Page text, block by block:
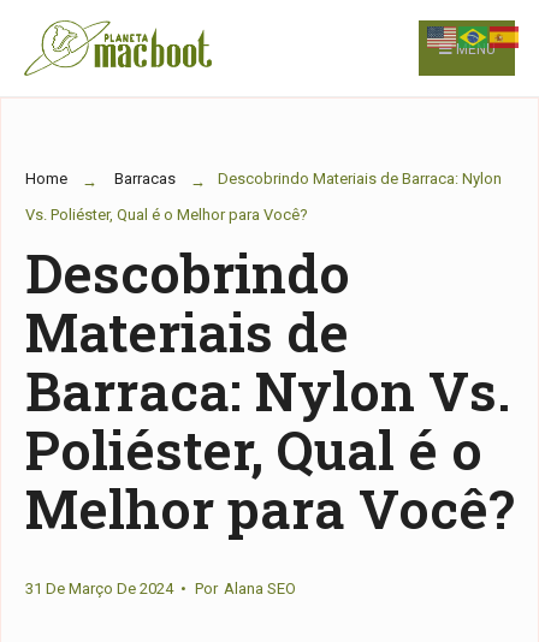
Skip
to
MENU
Home Barracas
Descobrindo Materiais de Barraca: Nylon
Vs. Poliéster, Qual é o Melhor para Você?
Descobrindo
Materiais de
Barraca: Nylon Vs.
Poliéster, Qual é o
Melhor para Você?
31 De Março De 2024 • Por Alana SEO